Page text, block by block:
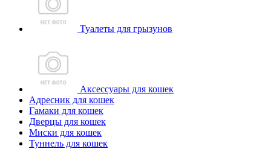
Туалеты для грызунов
Аксессуары для кошек
Адресник для кошек
Гамаки для кошек
Дверцы для кошек
Миски для кошек
Туннель для кошек